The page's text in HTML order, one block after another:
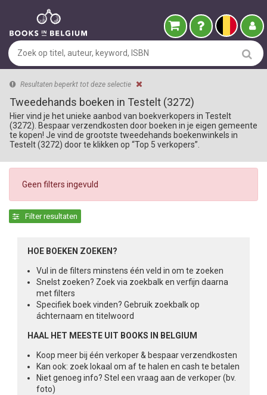
Resultaten beperkt tot deze selectie
Tweedehands boeken in Testelt (3272)
Hier vind je het unieke aanbod van boekverkopers in Testelt
(3272). Bespaar verzendkosten door boeken in je eigen gemeente
te kopen! Je vind de grootste tweedehands boekenwinkels in
Testelt (3272) door te klikken op “Top 5 verkopers”.
Geen filters ingevuld
Filter resultaten
HOE BOEKEN ZOEKEN?
Vul in de filters minstens één veld in om te zoeken
Snelst zoeken? Zoek via zoekbalk en verfijn daarna
met filters
Specifiek boek vinden? Gebruik zoekbalk op
áchternaam en titelwoord
HAAL HET MEESTE UIT BOOKS IN BELGIUM
Koop meer bij één verkoper & bespaar verzendkosten
Kan ook: zoek lokaal om af te halen en cash te betalen
Niet genoeg info? Stel een vraag aan de verkoper (bv.
foto)